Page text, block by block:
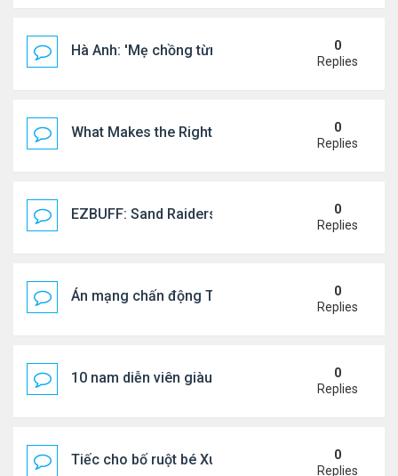
Hà Anh: 'Mẹ chồng từng ngạc nhiên vì tôi luôn trả
0
Replies
What Makes the Right Retail POS Matter?0
Replies
EZBUFF: Sand Raiders of Sophie Farming
0
Replies
Án mạng chấn động Thái lan: hai chị em người
0
Replies
10 nam diễn viên giàu nhất Trung Quốc 2026
0
Replies
Tiếc cho bố ruột bé Xuân Mai ở Mỹ
0
Replies